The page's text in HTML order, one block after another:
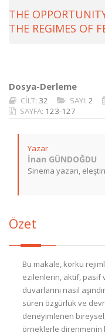
THE
THE REGIMES OF
Dosya-Derleme
CİLT: 32 SAYI: 2
SAYFA: 123-127
Yazar
İnan GÜNDOĞDU
Sinema yazarı,
Özet
Bu makale, korku
ezilenlerin, aktif, pasif
duvarlarını nasıl
süren özgürlük ve
deneyimlenen
örneklerle direnmenin